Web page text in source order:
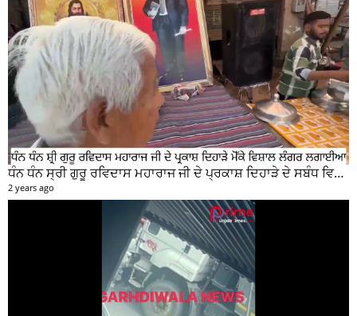
ਧੰਨ ਧੰਨ ਸ੍ਰੀ ਗੁਰੂ ਰਵਿਦਾਸ ਮਹਾਰਾਜ ਜੀ ਦੇ ਪ੍ਰਕਾਸ਼ ਦਿਹਾੜੇ ਦੇ ਸਬੰਧ ਵਿਚ ਮੇਨ ਰੋੜ ਵਿਖੇ ਲਾਗਾਇਆ ਵਿਸ਼ਾਲ ਲੰਗਰ
2 years ago